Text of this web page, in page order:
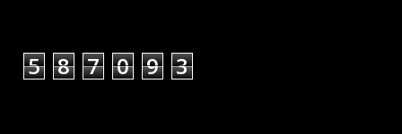
5 8 7 0 9 3